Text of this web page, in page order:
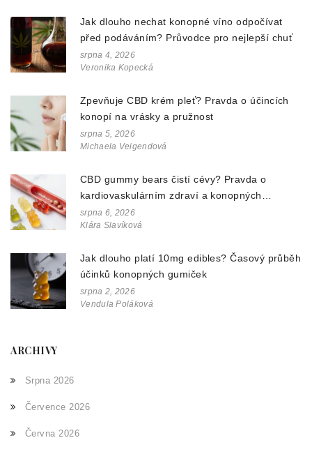
Jak dlouho nechat konopné víno odpočívat
před podáváním? Průvodce pro nejlepší chuť
srpna 4, 2026
Veronika Kopecká
Zpevňuje CBD krém pleť? Pravda o účincích
konopí na vrásky a pružnost
srpna 5, 2026
Michaela Veigendová
CBD gummy bears čistí cévy? Pravda o
kardiovaskulárním zdraví a konopných
doplňcích
srpna 6, 2026
Klára Slavíková
Jak dlouho platí 10mg edibles? Časový průběh
účinků konopných gumiček
srpna 2, 2026
Vendula Poláková
ARCHIVY
Srpna 2026
Července 2026
Června 2026